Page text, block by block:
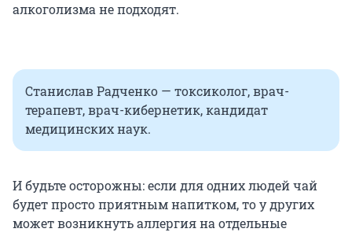
алкоголизма не подходят.
Станислав Радченко — токсиколог, врач-
терапевт, врач-кибернетик, кандидат
медицинских наук.
И будьте осторожны: если для одних людей чай
будет просто приятным напитком, то у других
может возникнуть аллергия на отдельные